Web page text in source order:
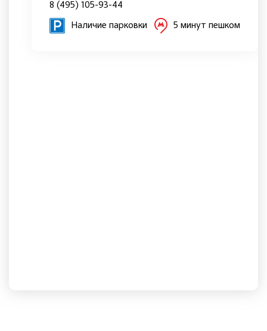
8 (495) 105-93-44
Наличие парковки 5 минут пешком